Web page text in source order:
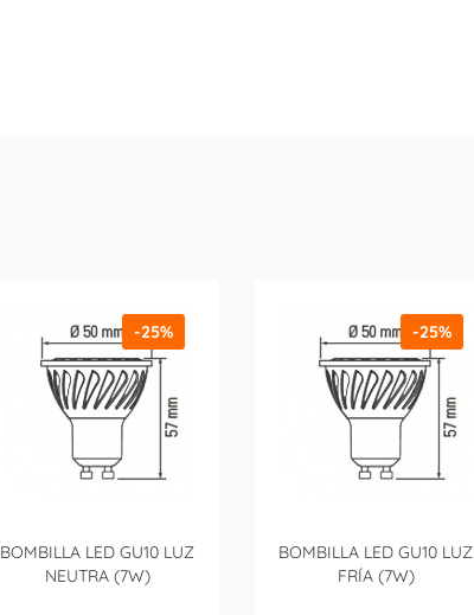
BOMBILLA LED GU10 LUZ
NEUTRA (7W)
-25%
BOMBILLA LED GU10 LUZ
FRÍA (7W)
-25%